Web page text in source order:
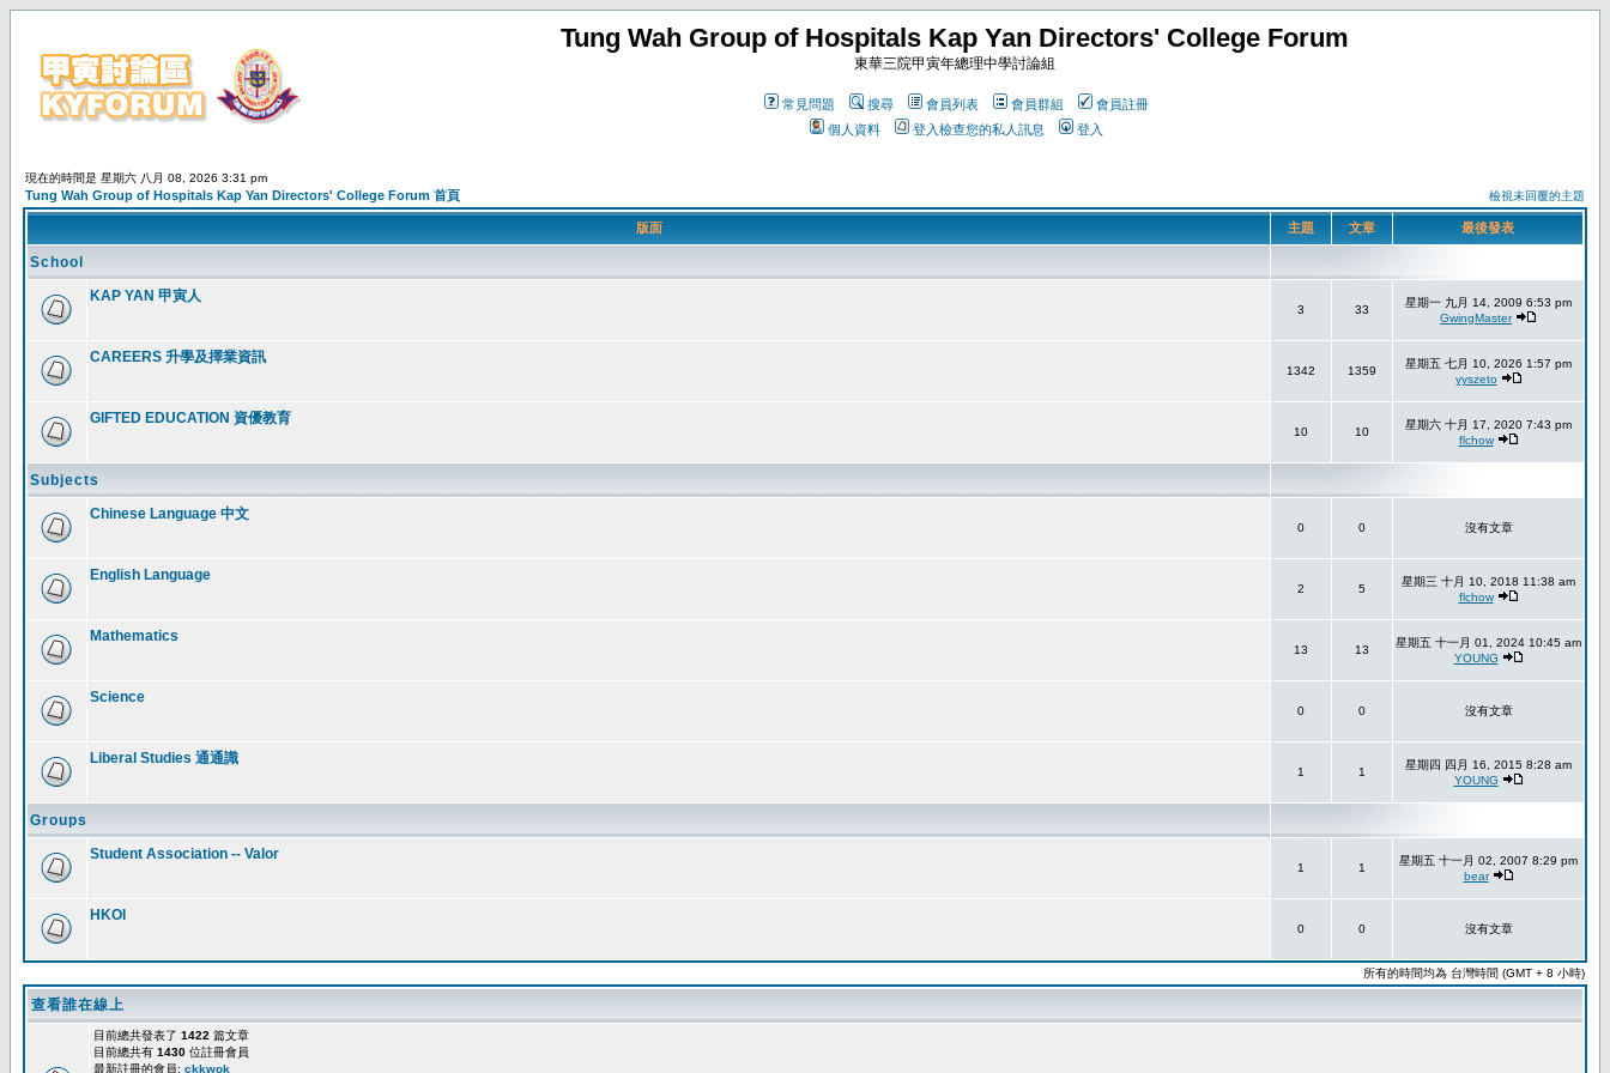
Tung Wah Group of Hospitals Kap Yan Directors' College Forum
東華三院甲寅年總理中學討論組
常見問題 搜尋 會員列表 會員群組
會員註冊
個人資料
登入檢查您的私人訊息 登入
現在的時間是 星期六 八月 08, 2026 3:31 pm
Tung Wah Group of Hospitals Kap Yan Directors' College Forum 首頁 檢視未回覆的主題
版面 主題 文章 最後發表
School
KAP YAN 甲寅人
3 33
星期一 九月 14, 2009 6:53 pm
GwingMaster
CAREERS 升學及擇業資訊
1342 1359
星期五 七月 10, 2026 1:57 pm
yyszeto
GIFTED EDUCATION 資優教育
10 10
星期六 十月 17, 2020 7:43 pm
flchow
Subjects
Chinese Language 中文
0 0 沒有文章
English Language
2 5
星期三 十月 10, 2018 11:38 am
flchow
Mathematics
13 13
星期五 十一月 01, 2024 10:45 am
YOUNG
Science
0 0 沒有文章
Liberal Studies 通通識
1 1
星期四 四月 16, 2015 8:28 am
YOUNG
Groups
Student Association -- Valor
1 1
星期五 十一月 02, 2007 8:29 pm
bear
HKOI
0 0 沒有文章
所有的時間均為 台灣時間 (GMT + 8 小時)
查看誰在線上
目前總共發表了 1422 篇文章
目前總共有 1430 位註冊會員
最新註冊的會員: ckkwok